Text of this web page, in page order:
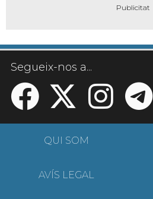
Segueix-nos a...
QUI SOM
AVÍS LEGAL